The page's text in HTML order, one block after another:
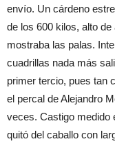
envío. Un cárdeno
de los 600 kilos, alto
mostraba las palas.
cuadrillas nada más
primer tercio, pues tan
el percal de Alejandro
veces. Castigo medido
quitó del caballo con